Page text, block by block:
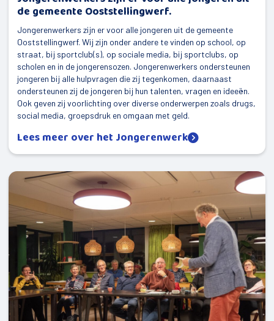
de gemeente Ooststellingwerf.
Jongerenwerkers zijn er voor alle jongeren uit de gemeente
Ooststellingwerf. Wij zijn onder andere te vinden op school, op
straat, bij sportclub(s), op sociale media, bij sportclubs, op
scholen en in de jongerensozen. Jongerenwerkers ondersteunen
jongeren bij alle hulpvragen die zij tegenkomen, daarnaast
ondersteunen zij de jongeren bij hun talenten, vragen en ideeën.
Ook geven zij voorlichting over diverse onderwerpen zoals drugs,
social media, groepsdruk en omgaan met geld.
Lees meer over het Jongerenwerk